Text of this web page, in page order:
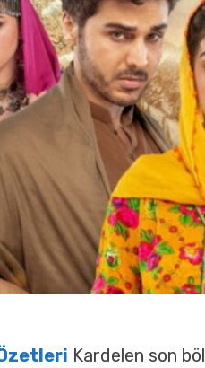
Kardelen son